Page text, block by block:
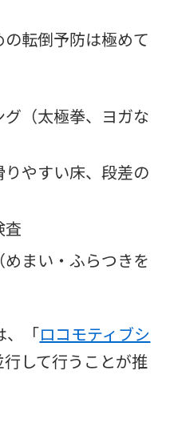
転倒予防は極めて
（太極拳、ヨガな
やすい床、段差の
査
めまい・ふらつきを
、「ロコモティブシ
して行うことが推